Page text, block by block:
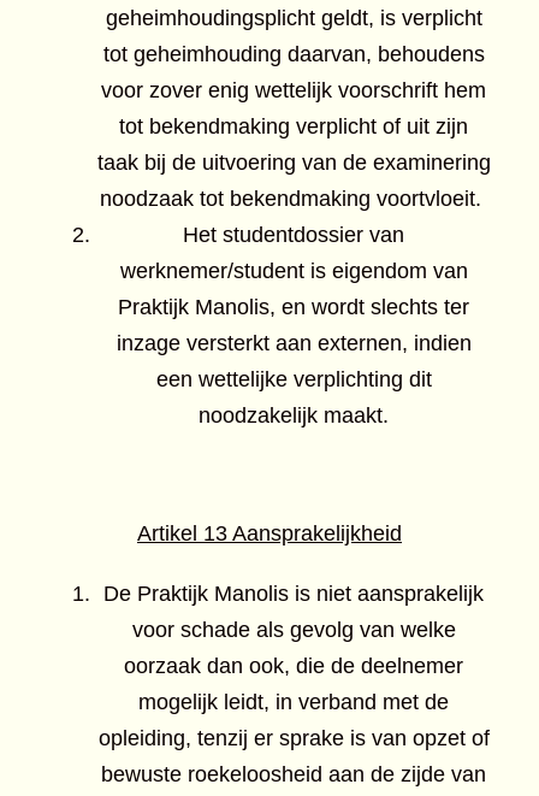
geheimhoudingsplicht geldt, is verplicht
tot geheimhouding daarvan, behoudens
voor zover enig wettelijk voorschrift hem
tot bekendmaking verplicht of uit zijn
taak bij de uitvoering van de examinering
noodzaak tot bekendmaking voortvloeit.
Het studentdossier van
werknemer/student is eigendom van
Praktijk Manolis, en wordt slechts ter
inzage versterkt aan externen, indien
een wettelijke verplichting dit
noodzakelijk maakt.
Artikel 13 Aansprakelijkheid
De Praktijk Manolis is niet aansprakelijk
voor schade als gevolg van welke
oorzaak dan ook, die de deelnemer
mogelijk leidt, in verband met de
opleiding, tenzij er sprake is van opzet of
bewuste roekeloosheid aan de zijde van